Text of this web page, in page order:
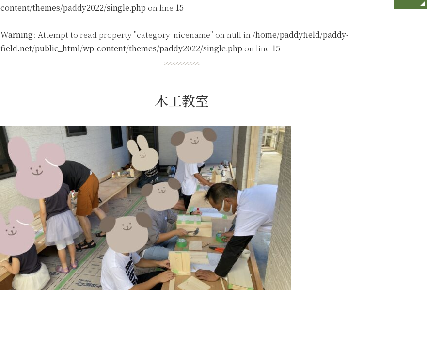
content/themes/paddy2022/single.php on line 15
Warning: Attempt to read property "category_nicename" on null in /home/paddyfield/paddy-
field.net/public_html/wp-content/themes/paddy2022/single.php on line 15
木工教室